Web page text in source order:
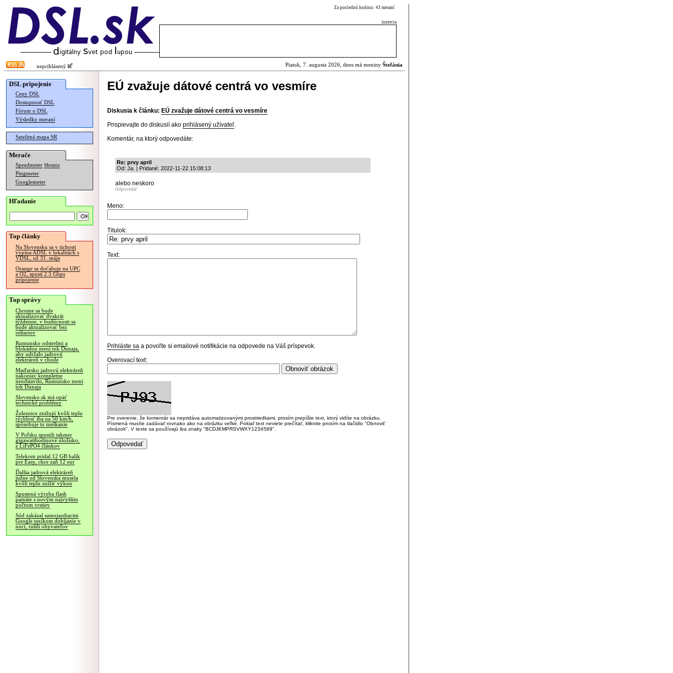
Za poslednú hodinu: 43 meraní
inzercia
neprihlásený Piatok, 7. augusta 2026, dnes má meniny Štefánia
DSL pripojenie
Ceny DSL
Dostupnosť DSL
Fórum o DSL
Výsledky meraní
Satelitná mapa SR
Merače
Speedmeter Merania
Pingmeter
Googlemeter
Hľadanie
Top články
Na Slovensku sa v tichosti
vypína ADSL v lokalitách s
VDSL, už 31. mája
Orange sa doťahuje na UPC
a O2, spustí 2.5 Gbps
pripojenie
Top správy
Chrome sa bude
aktualizovať dvakrát
týždenne, v budúcnosti sa
bude aktualizovať bez
reštartov
Rumunsko odstrelmi a
blokádou mení tok Dunaja,
aby udržalo jadrovú
elektráreň v chode
Maďarsko jadrovú elektráreň
nakoniec kompletne
neodstavilo, Rumunsko mení
tok Dunaja
Slovensko.sk má opäť
technické problémy
Železnice znižujú kvôli teplu
rýchlosť iba na 50 km/h,
spôsobuje to meškanie
V Poľsku spustili takmer
gigawatthodinové úložisko,
z LiFePO4 článkov
Telekom pridal 12 GB balík
pre Easy, chce zaň 12 eur
Ďalšia jadrová elektráreň
južne od Slovenska musela
kvôli teplu znížiť výkon
Spustená výroba flash
pamäte s novým najvyšším
počtom vrstiev
Súd zakázal samojazdiacim
Google taxíkom dobíjanie v
noci, rušili obyvateľov
EÚ zvažuje dátové centrá vo vesmíre
Diskusia k článku: EÚ zvažuje dátové centrá vo vesmíre
Prispievajte do diskusií ako prihlásený užívateľ.
Komentár, na ktorý odpovedáte:
Re: prvy april
Od: Ja. | Pridané: 2022-11-22 15:08:13
alebo neskoro
Odpovedať
Meno:
Titulok:
Text:
Prihláste sa a povoľte si emailové notifikácie na odpovede na Váš príspevok.
Overovací text:
Pre overenie, že komentár sa nepridáva automatizovanými prostriedkami, prosím prepíšte text, ktorý vidíte na obrázku.
Písmená musíte zadávať rovnako ako na obrázku veľké. Pokiaľ text neviete prečítať, kliknite prosím na tlačidlo "Obnoviť
obrázok". V texte sa používajú iba znaky "BCDJKMPRSVWXY1234589".